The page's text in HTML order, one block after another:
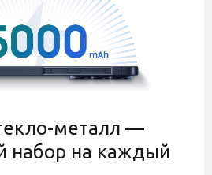
металл —
набор на каждый